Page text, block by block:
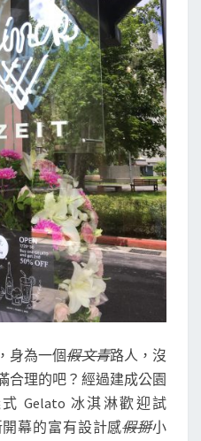
捷
運
中
山/
峰
街/
建
成
公
園
身為一個假文青路人，沒
合理的吧？經過建成公園
Gelato 冰淇淋歡迎試
幕的富有設計感假掰小